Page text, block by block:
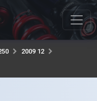
2009 12